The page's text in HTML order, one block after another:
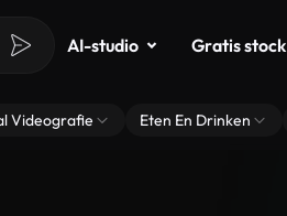
AI-studio Gratis stock
Videografie Eten En Drinken